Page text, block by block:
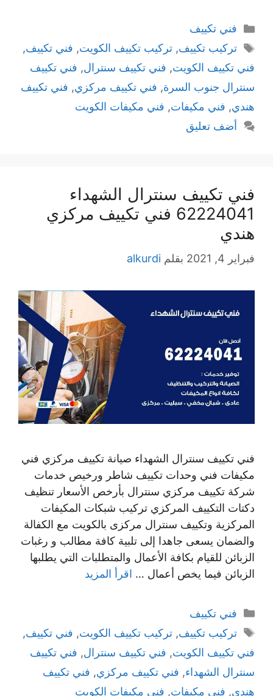
التصنيفات
فني تكييف
الوسوم
تركيب تكييف, تركيب تكييف الكويت, فني تكييف,
فني تكييف الكويت, فني تكييف سنترال, فني تكييف
سنترال جنوب السرة, فني تكييف مركزي, فني تكييف
هندي, فني مكيفات, فني مكيفات الكويت
أضف تعليق
فني تكييف سنترال الشهداء
62224041 فني تكييف مركزي
هندي
فبراير 4, 2021 بقلم alkurdi
فني تكييف سنترال الشهداء صيانة تكييف مركزي فني
مكيفات فني وحدات تكييف شاطر ورخيص خدمات
شركة تكييف مركزي سنترال بأرخص الأسعار تنظيف
دكتات التكييف المركزي تركيب شبكات المكيفات
المركزية وتكييف سنترال مركزى بالكويت مع الكفالة
والضمان يسعى جاهدا إلى تلبية كافة مطالب و رغبات
الزبائن للقيام بكافة الأعمال والمتطلبات التي يطلبها
الزبائن فيما يخص أعمال … اقرأ المزيد
التصنيفات
فني تكييف
الوسوم
تركيب تكييف, تركيب تكييف الكويت, فني تكييف,
فني تكييف الكويت, فني تكييف سنترال, فني تكييف
سنترال الشهداء, فني تكييف مركزي, فني تكييف
هندي, فني مكيفات, فني مكيفات الكويت